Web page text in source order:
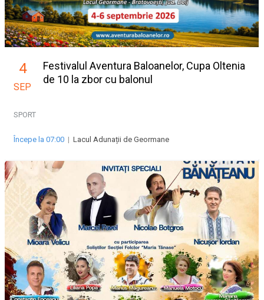
4
SEP
Festivalul Aventura Baloanelor, Cupa Oltenia
de 10 la zbor cu balonul
SPORT
Începe la 07:00 | Lacul Adunații de Geormane